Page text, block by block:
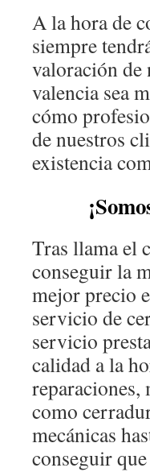
A la hora de
siempre
valoración de
valencia sea
cómo
de nuestros
existencia
Tras llama el
conseguir la
mejor precio
servicio de
servicio
calidad a la
reparaciones,
como
mecánicas
conseguir